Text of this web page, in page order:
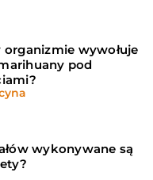
wywołuje
pod
wykonywane są